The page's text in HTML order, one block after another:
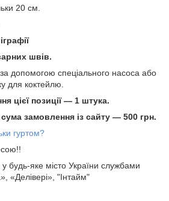
20 см.
швів.
за допомогою спеціального насоса або
для коктейлю.
цієї позиції — 1 штука.
замовлення із сайту — 500 грн.
гуртом?
будь-яке місто України службами
«Делівері», "Інтайм"